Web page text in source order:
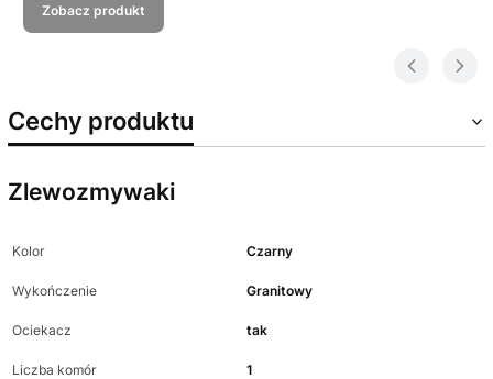
Zobacz produkt
Cechy produktu
Zlewozmywaki
Kolor Czarny
Wykończenie Granitowy
Ociekacz tak
Liczba komór 1